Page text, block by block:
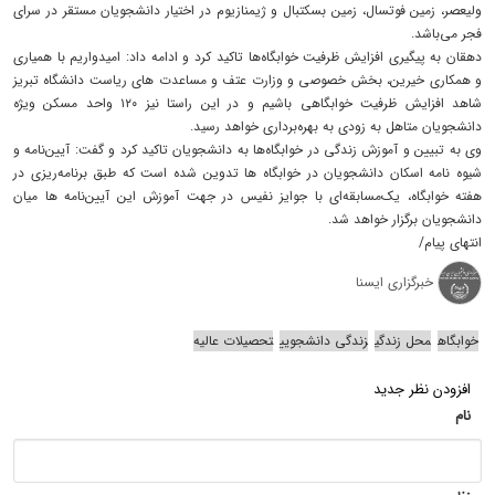
ولیعصر، زمین فوتسال، زمین بسکتبال و ژیمنازیوم در اختیار دانشجویان مستقر در سرای
فجر می‌باشد.
دهقان به پیگیری افزایش ظرفیت خوابگاه‌ها تاکید کرد و ادامه داد: امیدواریم با همیاری
و همکاری خیرین، بخش خصوصی و وزارت عتف و مساعدت های ریاست دانشگاه تبریز
شاهد افزایش ظرفیت خوابگاهی باشیم و در این راستا نیز ۱۲۰ واحد مسکن ویژه
دانشجویان متاهل به زودی به بهره‌برداری خواهد رسید.
وی به تبیین و آموزش زندگی در خوابگاه‌ها به دانشجویان تاکید کرد و گفت: آیین‌نامه و
شیوه نامه اسکان دانشجویان در خوابگاه ها تدوین شده است که طبق برنامه‌ریزی در
هفته خوابگاه، یک‌مسابقه‌ای با جوایز نفیس در جهت آموزش این آیین‌نامه ها میان
دانشجویان برگزار خواهد شد.
انتهای پیام/
خبرگزاری ایسنا
خوابگاه محل زندگی زندگی دانشجویی تحصیلات عالیه
افزودن نظر جدید
نام